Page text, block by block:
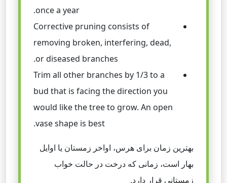
once a year.
Corrective pruning consists of
removing broken, interfering, dead,
or diseased branches.
Trim all other branches by 1/3 to a
bud that is facing the direction you
would like the tree to grow. An open
vase shape is best.
بهترین زمان برای هرس، اواخر زمستان یا اوایل
بهار است، زمانی که درخت در حالت خواب
زمستانی قرار دارد.